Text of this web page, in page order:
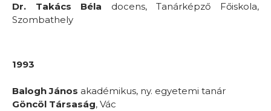
Dr. Takács Béla docens, Tanárképző Főiskola,
Szombathely
1993
Balogh János akadémikus, ny. egyetemi tanár
Göncöl Társaság, Vác